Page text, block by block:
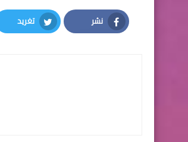
نشر
Facebook
تغريد
Twitter